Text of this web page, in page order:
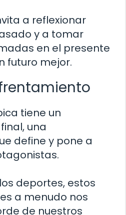
a reflexionar
y a tomar
en el presente
futuro mejor.
tiene un
una
define y pone a
deportes, estos
a menudo nos
de nuestros